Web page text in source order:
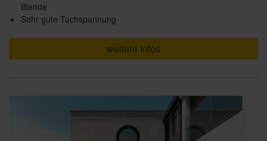
Blende
Sehr gute Tuchspannung
weitere Infos